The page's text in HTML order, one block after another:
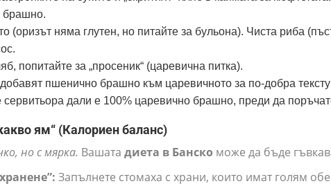
брашно.
(оризът няма глутен, но питайте за бульона). Чиста риба
попитайте за „просеник“ (царевична питка).
пшенично брашно към царевичното за по-добра
дали е 100% царевично брашно, преди да
ям“ (Калориен баланс)
но с мярка. Вашата диета в Банско може да бъде
Запълнете стомаха с храни, които имат голям